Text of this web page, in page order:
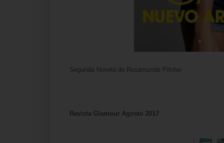
Segunda Novela de Rosamunde Pilcher
Revista Glamour Agosto 2017